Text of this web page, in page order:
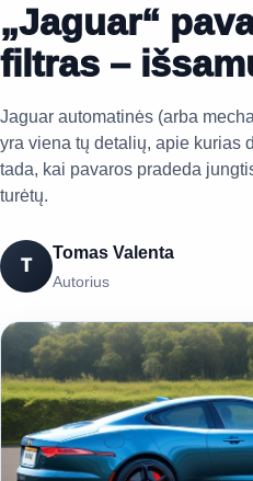
„Jaguar“
filtras –
Jaguar automatinės (arba
yra viena tų detalių, apie kurias
tada, kai pavaros pradeda
turėtų.
T
Tomas Valenta
Autorius